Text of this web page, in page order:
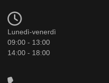
Lunedì-venerdì
09:00 - 13:00
14:00 - 18:00